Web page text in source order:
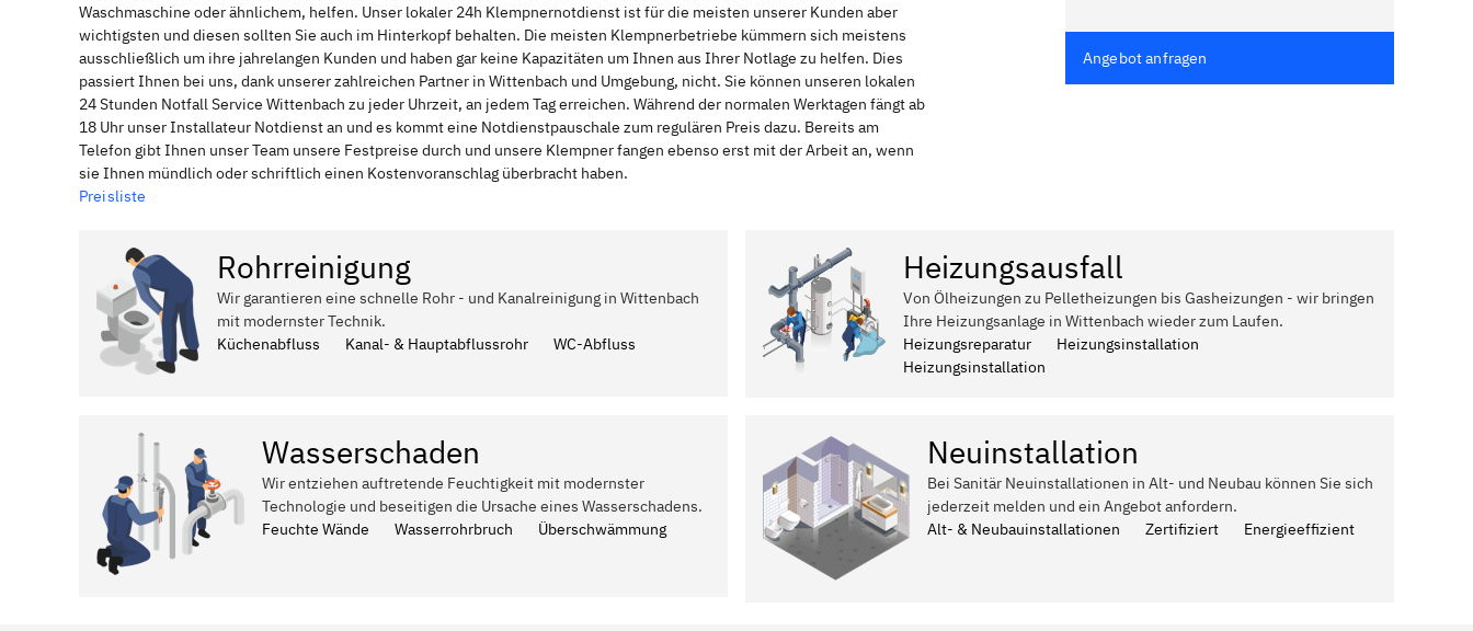
Waschmaschine oder ähnlichem, helfen. Unser lokaler 24h Klempnernotdienst ist für die meisten unserer Kunden aber
wichtigsten und diesen sollten Sie auch im Hinterkopf behalten. Die meisten Klempnerbetriebe kümmern sich meistens
ausschließlich um ihre jahrelangen Kunden und haben gar keine Kapazitäten um Ihnen aus Ihrer Notlage zu helfen. Dies
passiert Ihnen bei uns, dank unserer zahlreichen Partner in Wittenbach und Umgebung, nicht. Sie können unseren lokalen
24 Stunden Notfall Service Wittenbach zu jeder Uhrzeit, an jedem Tag erreichen. Während der normalen Werktagen fängt ab
18 Uhr unser Installateur Notdienst an und es kommt eine Notdienstpauschale zum regulären Preis dazu. Bereits am
Telefon gibt Ihnen unser Team unsere Festpreise durch und unsere Klempner fangen ebenso erst mit der Arbeit an, wenn
sie Ihnen mündlich oder schriftlich einen Kostenvoranschlag überbracht haben.
Preisliste
Angebot anfragen
Rohrreinigung
Wir garantieren eine schnelle Rohr - und Kanalreinigung in Wittenbach
mit modernster Technik.
Küchenabfluss
Kanal- & Hauptabflussrohr WC-Abfluss
Heizungsausfall
Von Ölheizungen zu Pelletheizungen bis Gasheizungen - wir bringen
Ihre Heizungsanlage in Wittenbach wieder zum Laufen.
Heizungsreparatur
Heizungsinstallation
Heizungsinstallation
Wasserschaden
Wir entziehen auftretende Feuchtigkeit mit modernster
Technologie und beseitigen die Ursache eines Wasserschadens.
Feuchte Wände
Wasserrohrbruch Überschwämmung
Neuinstallation
Bei Sanitär Neuinstallationen in Alt- und Neubau können Sie sich
jederzeit melden und ein Angebot anfordern.
Alt- & Neubauinstallationen
Zertifiziert Energieeffizient